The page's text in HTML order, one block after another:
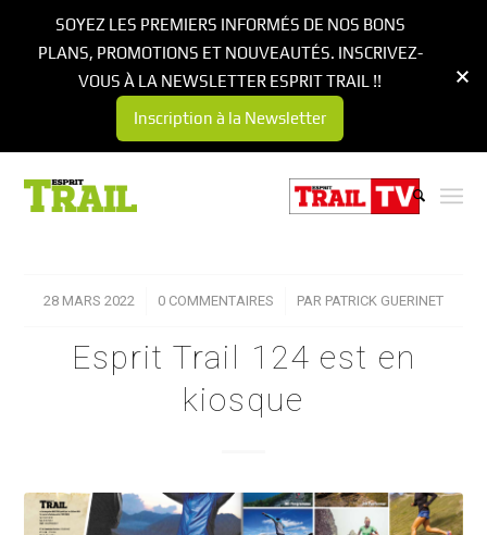
28 MARS 2022
/ 0 COMMENTAIRES
/ PAR PATRICK GUERINET
Esprit Trail 124 est en
kiosque
SOYEZ LES PREMIERS INFORMÉS DE NOS BONS
PLANS, PROMOTIONS ET NOUVEAUTÉS. INSCRIVEZ-
VOUS À LA NEWSLETTER ESPRIT TRAIL !!
Inscription à la Newsletter